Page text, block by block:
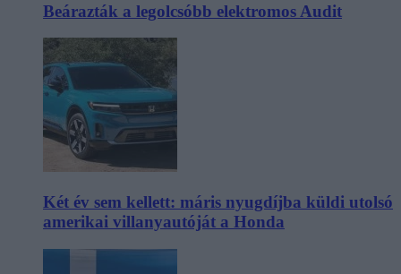
Beárazták a legolcsóbb elektromos Audit
Két év sem kellett: máris nyugdíjba küldi utolsó
amerikai villanyautóját a Honda